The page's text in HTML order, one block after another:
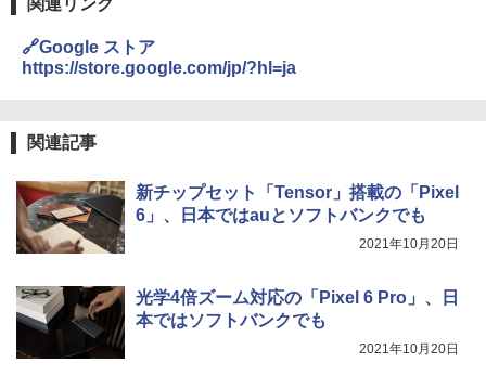
関連リンク
🔗Google ストア
https://store.google.com/jp/?hl=ja
関連記事
新チップセット「Tensor」搭載の「Pixel
6」、日本ではauとソフトバンクでも
2021年10月20日
光学4倍ズーム対応の「Pixel 6 Pro」、日
本ではソフトバンクでも
2021年10月20日